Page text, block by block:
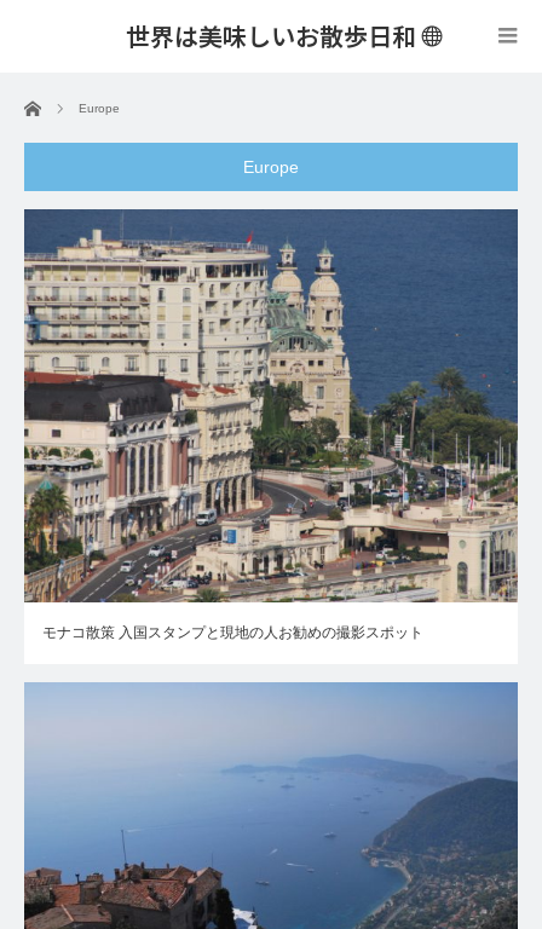
世界は美味しいお散歩日和
ホーム Europe
Europe
モナコ散策 入国スタンプと現地の人お勧めの撮影スポット